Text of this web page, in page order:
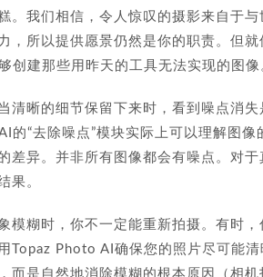
。我们相信，令人惊叹的摄影来自于
，所以提供愿景仍然是你的职责。但
创建那些用昨天的工具无法实现的图像
清晰的细节保留下来时，看到噪点消
的“去除噪点”模块实际上可以理解图
差异。并非所有图像都会有噪点。对
果。
模糊时，你不一定能重新拍摄。有时
Topaz Photo AI确保您的照片尽可能
而是自然地消除模糊的根本原因（相